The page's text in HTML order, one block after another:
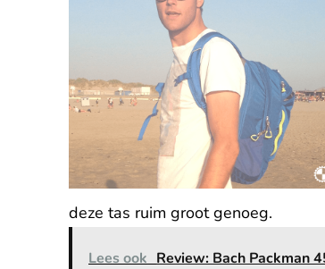
deze tas ruim groot genoeg.
Lees ook Review: Bach Packman